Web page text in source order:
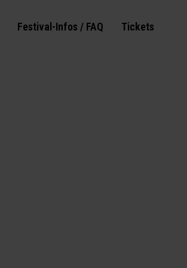
Festival-Infos / FAQ Tickets